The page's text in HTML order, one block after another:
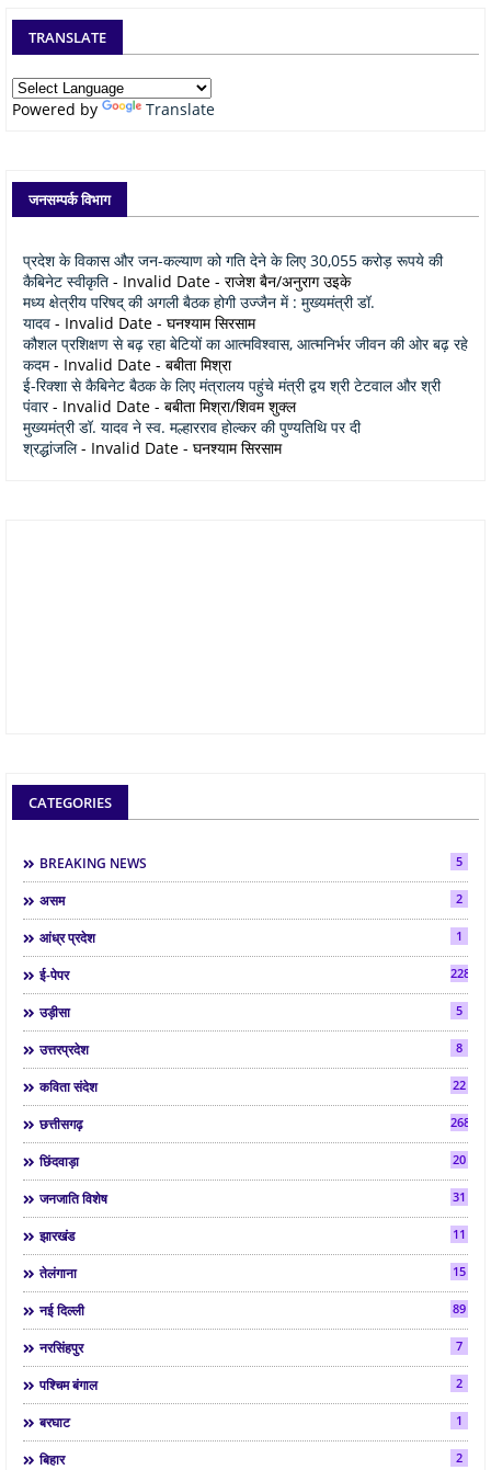
TRANSLATE
Powered by Translate
जनसम्पर्क विभाग
प्रदेश के विकास और जन-कल्याण को गति देने के लिए 30,055 करोड़ रूपये की
कैबिनेट स्वीकृति - Invalid Date - राजेश बैन/अनुराग उइके
मध्य क्षेत्रीय परिषद् की अगली बैठक होगी उज्जैन में : मुख्यमंत्री डॉ.
यादव - Invalid Date - घनश्याम सिरसाम
कौशल प्रशिक्षण से बढ़ रहा बेटियों का आत्मविश्वास, आत्मनिर्भर जीवन की ओर बढ़ रहे
कदम- Invalid Date - बबीता मिश्रा
ई-रिक्शा से कैबिनेट बैठक के लिए मंत्रालय पहुंचे मंत्री द्वय श्री टेटवाल और श्री
पंवार- Invalid Date - बबीता मिश्रा/शिवम शुक्ल
मुख्यमंत्री डॉ. यादव ने स्व. मल्हारराव होल्कर की पुण्यतिथि पर दी
श्रद्धांजलि- Invalid Date - घनश्याम सिरसाम
CATEGORIES
BREAKING NEWS 5
असम 2
आंध्र प्रदेश 1
ई-पेपर 2286
उड़ीसा 5
उत्तरप्रदेश 8
कविता संदेश 22
छत्तीसगढ़ 268
छिंदवाड़ा 20
जनजाति विशेष 31
झारखंड 11
तेलंगाना 15
नई दिल्ली 89
नरसिंहपुर 7
पश्चिम बंगाल 2
बरघाट 1
बिहार 2